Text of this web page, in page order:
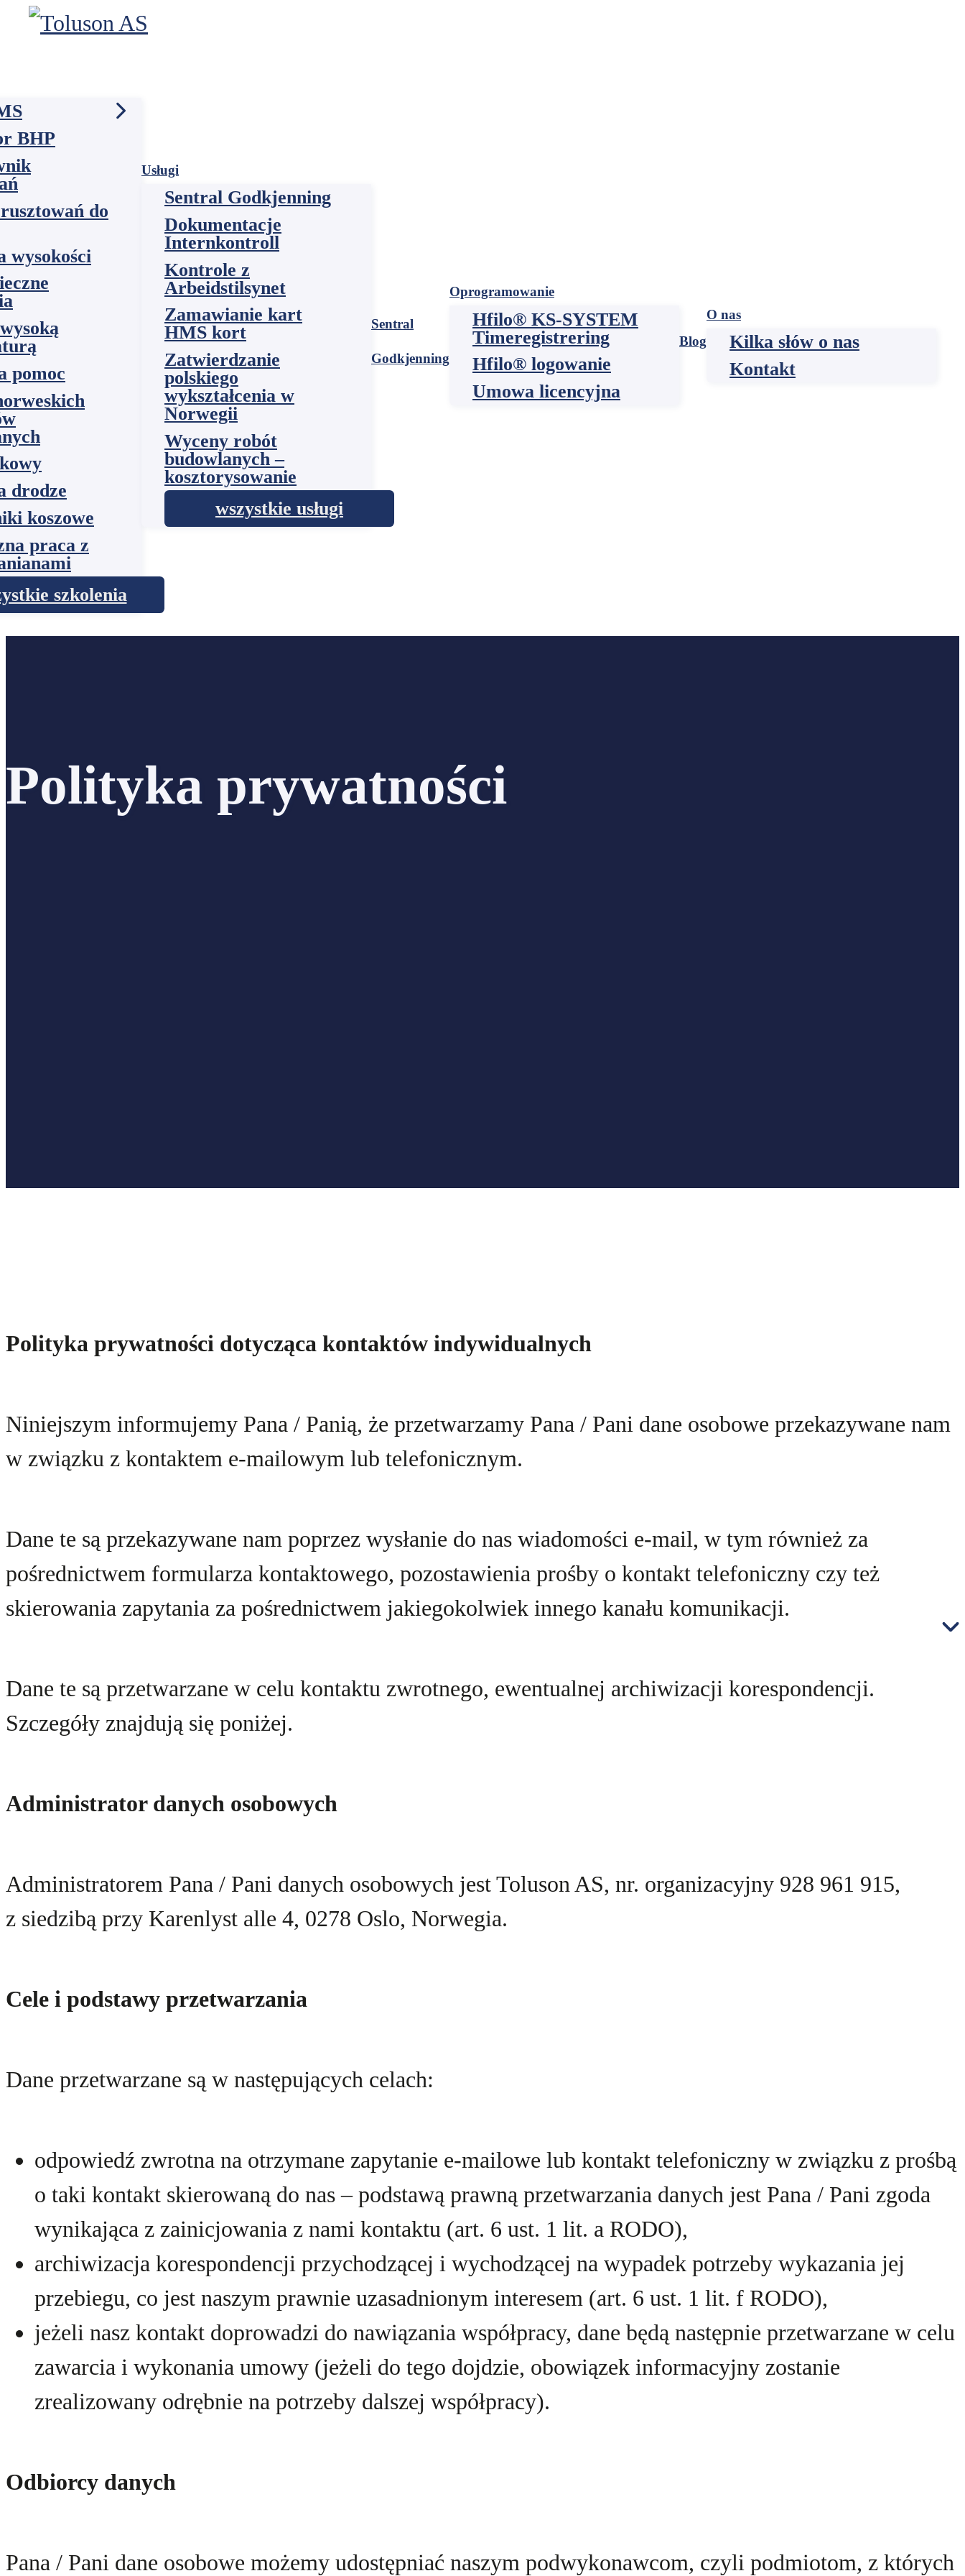
Logowanie
BHP
do
wysokości
pomoc
drodze
koszowe
praca z
szkolenia
Usługi
Sentral Godkjenning
Dokumentacje
Internkontroll
Kontrole z
Arbeidstilsynet
Zamawianie kart
HMS kort
Zatwierdzanie
polskiego
wykształcenia w
Norwegii
Wyceny robót
budowlanych –
kosztorysowanie
wszystkie usługi
Sentral
Godkjenning
Oprogramowanie
Hfilo® KS-SYSTEM
Timeregistrering
Hfilo® logowanie
Umowa licencyjna
Blog
O nas
Kilka słów o nas
Kontakt
Polityka prywatności
Polityka prywatności dotycząca kontaktów indywidualnych
Niniejszym informujemy Pana / Panią, że przetwarzamy Pana / Pani dane osobowe przekazywane nam
w związku z kontaktem e-mailowym lub telefonicznym.
Dane te są przekazywane nam poprzez wysłanie do nas wiadomości e-mail, w tym również za
pośrednictwem formularza kontaktowego, pozostawienia prośby o kontakt telefoniczny czy też
skierowania zapytania za pośrednictwem jakiegokolwiek innego kanału komunikacji.
Dane te są przetwarzane w celu kontaktu zwrotnego, ewentualnej archiwizacji korespondencji.
Szczegóły znajdują się poniżej.
Administrator danych osobowych
Administratorem Pana / Pani danych osobowych jest Toluson AS, nr. organizacyjny 928 961 915,
z siedzibą przy Karenlyst alle 4, 0278 Oslo, Norwegia.
Cele i podstawy przetwarzania
Dane przetwarzane są w następujących celach:
odpowiedź zwrotna na otrzymane zapytanie e-mailowe lub kontakt telefoniczny w związku z prośbą
o taki kontakt skierowaną do nas – podstawą prawną przetwarzania danych jest Pana / Pani zgoda
wynikająca z zainicjowania z nami kontaktu (art. 6 ust. 1 lit. a RODO),
archiwizacja korespondencji przychodzącej i wychodzącej na wypadek potrzeby wykazania jej
przebiegu, co jest naszym prawnie uzasadnionym interesem (art. 6 ust. 1 lit. f RODO),
jeżeli nasz kontakt doprowadzi do nawiązania współpracy, dane będą następnie przetwarzane w celu
zawarcia i wykonania umowy (jeżeli do tego dojdzie, obowiązek informacyjny zostanie
zrealizowany odrębnie na potrzeby dalszej współpracy).
Odbiorcy danych
Pana / Pani dane osobowe możemy udostępniać naszym podwykonawcom, czyli podmiotom, z których